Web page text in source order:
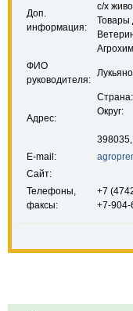
Доп.
информация:
с/х
Товары
ФИО
руководителя:
Адрес:
Округ:
398035,
E-mail:
Сайт:
Телефоны,
факсы:
+7
+7-